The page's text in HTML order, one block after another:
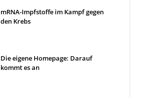
mRNA-Impfstoffe im Kampf gegen
den Krebs
Die eigene Homepage: Darauf
kommt es an